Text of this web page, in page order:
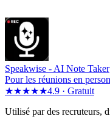
Speakwise - AI Note Taker
Pour les réunions en
★★★★★4.9 · Gratuit
Utilisé par des recruteurs,